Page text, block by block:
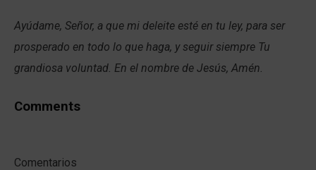
Ayúdame, Señor, a que mi deleite esté en tu ley, para ser
prosperado en todo lo que haga, y seguir siempre Tu
grandiosa voluntad. En el nombre de Jesús, Amén.
Comments
Comentarios